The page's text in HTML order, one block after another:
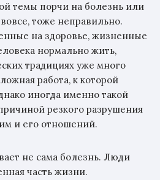
темы порчи на болезнь или
тоже неправильно.
на здоровье, жизненные
нормально жить,
традициях уже много
работа, к которой
иногда именно такой
резкого разрушения
и его отношений.
не сама болезнь. Люди
часть жизни.